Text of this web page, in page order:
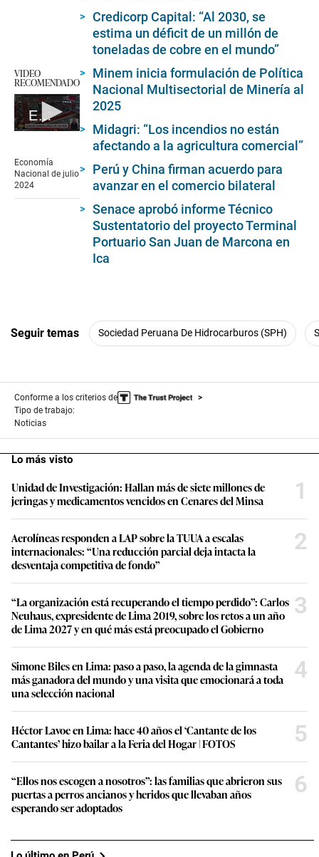
VIDEO
RECOMENDADO
Economía Nacional de julio 2024
of
39
seconds
Economía
Nacional de julio
2024
Credicorp Capital: “Al 2030, se
estima un déficit de un millón de
toneladas de cobre en el mundo”
Minem inicia formulación de Política
Nacional Multisectorial de Minería al
2025
Midagri: “Los incendios no están
afectando a la agricultura comercial”
Perú y China firman acuerdo para
avanzar en el comercio bilateral
Senace aprobó informe Técnico
Sustentatorio del proyecto Terminal
Portuario San Juan de Marcona en
Ica
Seguir temas Sociedad Peruana De Hidrocarburos (SPH)
Conforme a los criterios de
Tipo de trabajo:
Noticias
Lo más visto
Unidad de Investigación: Hallan más de siete millones de
jeringas y medicamentos vencidos en Cenares del Minsa
1
Aerolíneas responden a LAP sobre la TUUA a escalas
internacionales: “Una reducción parcial deja intacta la
desventaja competitiva de fondo”
2
“La organización está recuperando el tiempo perdido”: Carlos
Neuhaus, expresidente de Lima 2019, sobre los retos a un año
de Lima 2027 y en qué más está preocupado el Gobierno
3
Simone Biles en Lima: paso a paso, la agenda de la gimnasta
más ganadora del mundo y una visita que emocionará a toda
una selección nacional
4
Héctor Lavoe en Lima: hace 40 años el ‘Cantante de los
Cantantes’ hizo bailar a la Feria del Hogar | FOTOS
5
“Ellos nos escogen a nosotros”: las familias que abrieron sus
puertas a perros ancianos y heridos que llevaban años
esperando ser adoptados
6